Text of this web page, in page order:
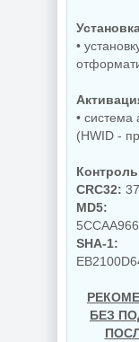
•
• система
(HWID -
CRC32:
MD5:
SHA-1:
БЕЗ